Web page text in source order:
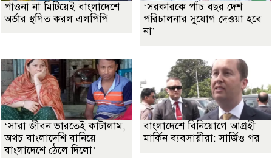
পাওনা না মিটিয়েই বাংলাদেশে
অর্ডার স্থগিত করল এলপিপি
‘সরকারকে পাঁচ বছর দেশ
পরিচালনার সুযোগ দেওয়া হবে
না’
‘সারা জীবন ভারতেই কাটালাম,
অথচ বাংলাদেশি বানিয়ে
বাংলাদেশে ঠেলে দিলো’
বাংলাদেশে বিনিয়োগে আগ্রহী
মার্কিন ব্যবসায়ীরা: সার্জিও গর